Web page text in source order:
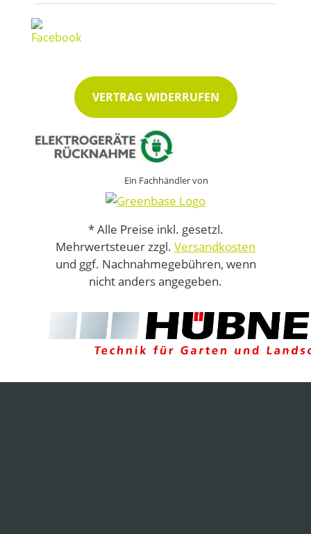
VERTRAG WIDERRUFEN
Ein Fachhändler von
* Alle Preise inkl. gesetzl.
Mehrwertsteuer zzgl. Versandkosten
und ggf. Nachnahmegebühren, wenn
nicht anders angegeben.